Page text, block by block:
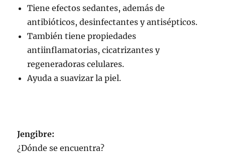
Tiene efectos sedantes, además de
antibióticos, desinfectantes y antisépticos.
También tiene propiedades
antiinflamatorias, cicatrizantes y
regeneradoras celulares.
Ayuda a suavizar la piel.
Jengibre:
¿Dónde se encuentra?